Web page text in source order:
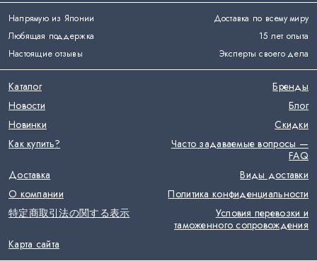
Напрямую из Японии
Доставка по всему миру
Любящая поддержка
15 лет опыта
Настоящие отзывы
Эксперты своего дела
Каталог
Бренды
Новости
Блог
Новинки
Скидки
Как купить?
Часто задаваемые вопросы —
FAQ
Доставка
Виды доставки
О компании
Политика конфиденциальности
特定商取引法の関する表示
Условия перевозки и
таможенного сопровождения
Карта сайта